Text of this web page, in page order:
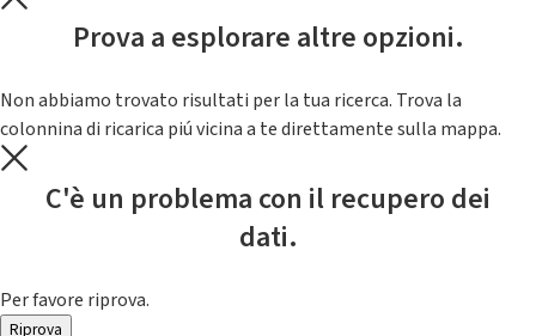
Prova a esplorare altre opzioni.
Non abbiamo trovato risultati per la tua ricerca. Trova la
colonnina di ricarica piú vicina a te direttamente sulla mappa.
C'è un problema con il recupero dei
dati.
Per favore riprova.
Riprova